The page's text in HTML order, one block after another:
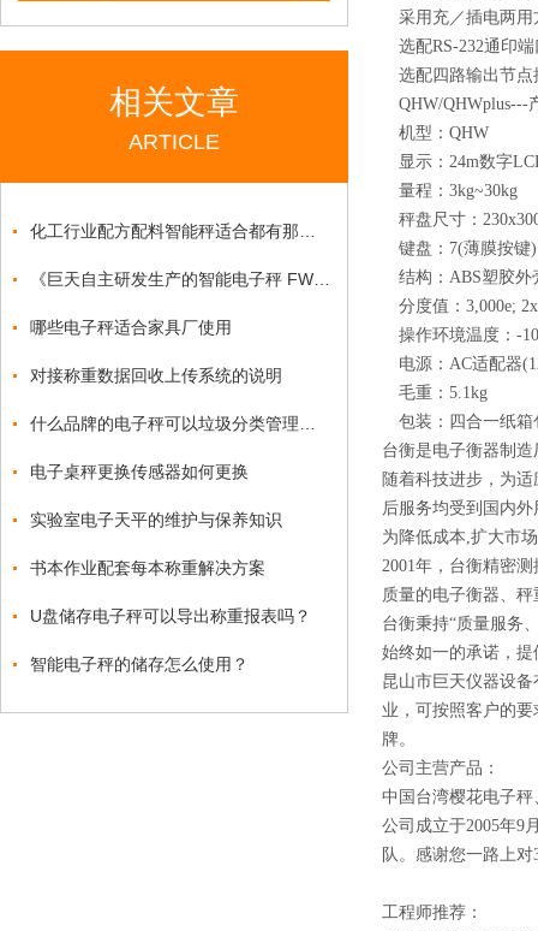
相关文章
ARTICLE
哪些电子秤适合家具厂使用
对接称重数据回收上传系统的说明
电子桌秤更换传感器如何更换
实验室电子天平的维护与保养知识
书本作业配套每本称重解决方案
U盘储存电子秤可以导出称重报表吗？
智能电子秤的储存怎么使用？
采用充／插电两用
选配RS-232通印
选配四路输出节点
QHW/QHWplus---
机型：QHW
显示 ： 24m数字
量程：3kg~30kg
秤盘尺寸 ：
键盘 ： 7(薄膜按键)
结构 ： ABS塑胶外
分度值 ： 3,000e;
操作环境温度 ： -
电源 ： AC适配器
毛重 ： 5.1kg
包装 ： 四合一纸箱
台衡是电子衡器制
随着科技进步，为
后服务均受到国内
为降低成本,扩大市
2001年，台衡精密
质量的电子衡器、
台衡秉持“质量服务
始终如一的承诺，
昆山市巨天仪器设
业，可按照客户的
牌。
公司主营产品：
中国台湾樱花电子
公司成立于2005年9
队。感谢您一路上
工程师推荐：